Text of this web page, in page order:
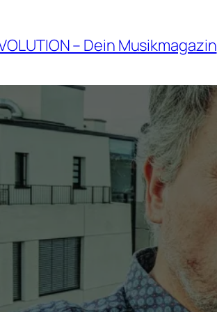
– Dein Musikmagazin